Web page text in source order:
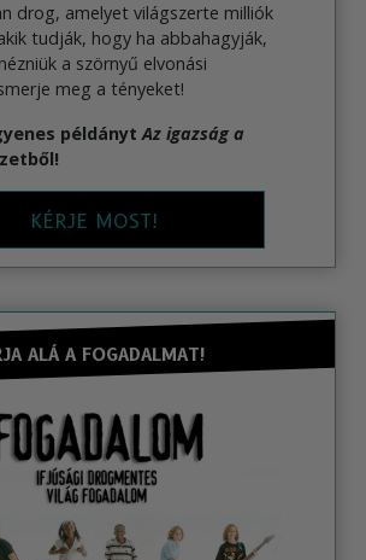
drog, amelyet világszerte milliók
tudják, hogy ha abbahagyják,
a szörnyű elvonási
meg a tényeket!
példánytAz igazság a
KÉRJE MOST!
ALÁ A FOGADALMAT!